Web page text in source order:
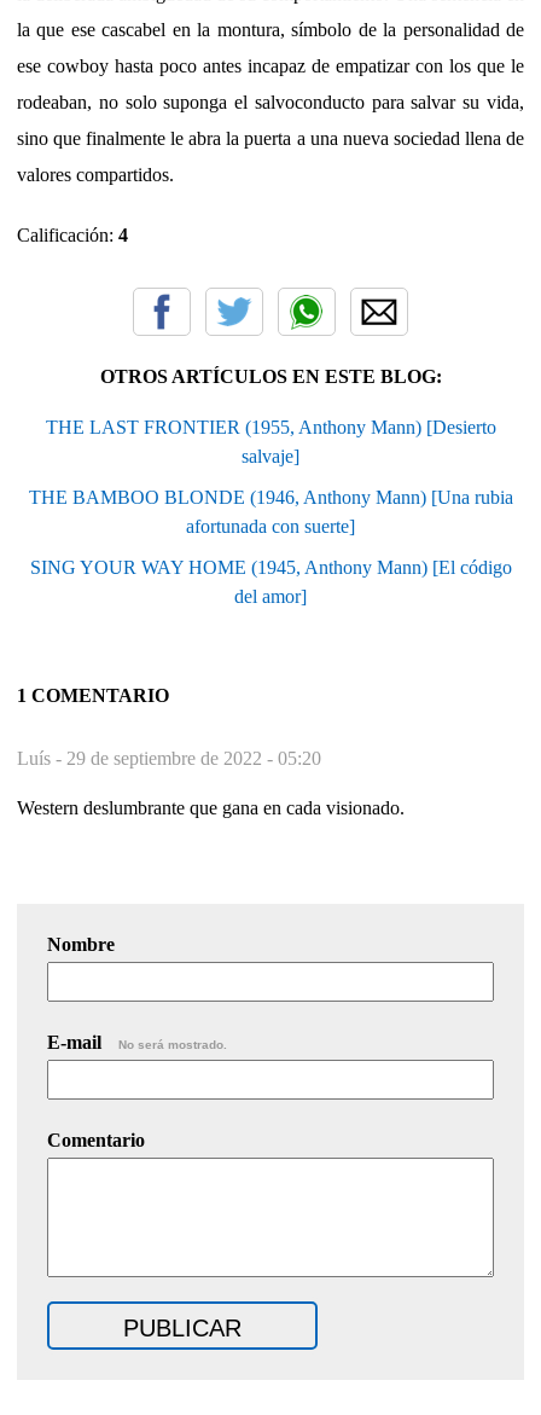
la que ese cascabel en la montura, símbolo de la personalidad de
ese cowboy hasta poco antes incapaz de empatizar con los que le
rodeaban, no solo suponga el salvoconducto para salvar su vida,
sino que finalmente le abra la puerta a una nueva sociedad llena de
valores compartidos.
Calificación: 4
OTROS ARTÍCULOS EN ESTE BLOG:
THE LAST FRONTIER (1955, Anthony Mann) [Desierto
salvaje]
THE BAMBOO BLONDE (1946, Anthony Mann) [Una rubia
afortunada con suerte]
SING YOUR WAY HOME (1945, Anthony Mann) [El código
del amor]
1 COMENTARIO
Luís - 29 de septiembre de 2022 - 05:20
Western deslumbrante que gana en cada visionado.
Nombre
E-mail No será mostrado.
Comentario